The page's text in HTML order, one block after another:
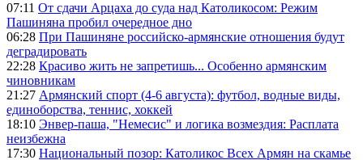
07:11 От сдачи Арцаха до суда над Католикосом: Режим
Пашиняна пробил очередное дно
06:28 При Пашиняне российско-армянские отношения будут
деградировать
22:28 Красиво жить не запретишь... Особенно армянским
чиновникам
21:27 Армянский спорт (4-6 августа): футбол, водные виды,
единоборства, теннис, хоккей
18:10 Энвер-паша, "Немесис" и логика возмездия: Расплата
неизбежна
17:30 Национальный позор: Католикос Всех Армян на скамье